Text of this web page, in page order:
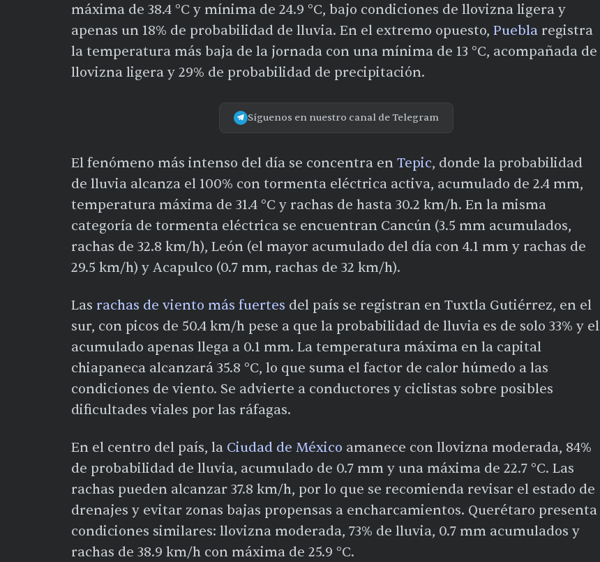
máxima de 38.4 °C y mínima de 24.9 °C, bajo condiciones de llovizna ligera y
apenas un 18% de probabilidad de lluvia. En el extremo opuesto, Puebla registra
la temperatura más baja de la jornada con una mínima de 13 °C, acompañada de
llovizna ligera y 29% de probabilidad de precipitación.
Síguenos en nuestro canal de Telegram
El fenómeno más intenso del día se concentra en Tepic, donde la probabilidad
de lluvia alcanza el 100% con tormenta eléctrica activa, acumulado de 2.4 mm,
temperatura máxima de 31.4 °C y rachas de hasta 30.2 km/h. En la misma
categoría de tormenta eléctrica se encuentran Cancún (3.5 mm acumulados,
rachas de 32.8 km/h), León (el mayor acumulado del día con 4.1 mm y rachas de
29.5 km/h) y Acapulco (0.7 mm, rachas de 32 km/h).
Las rachas de viento más fuertes del país se registran en Tuxtla Gutiérrez, en el
sur, con picos de 50.4 km/h pese a que la probabilidad de lluvia es de solo 33% y el
acumulado apenas llega a 0.1 mm. La temperatura máxima en la capital
chiapaneca alcanzará 35.8 °C, lo que suma el factor de calor húmedo a las
condiciones de viento. Se advierte a conductores y ciclistas sobre posibles
dificultades viales por las ráfagas.
En el centro del país, la Ciudad de México amanece con llovizna moderada, 84%
de probabilidad de lluvia, acumulado de 0.7 mm y una máxima de 22.7 °C. Las
rachas pueden alcanzar 37.8 km/h, por lo que se recomienda revisar el estado de
drenajes y evitar zonas bajas propensas a encharcamientos. Querétaro presenta
condiciones similares: llovizna moderada, 73% de lluvia, 0.7 mm acumulados y
rachas de 38.9 km/h con máxima de 25.9 °C.